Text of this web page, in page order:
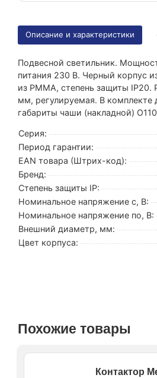
Описание и характеристики
Подвесной светильник.
питания 230 В. Черный корпус
из PMMA, степень защиты
мм, регулируемая. В
габариты чаши (накладной)
Серия:
Период гарантии:
EAN товара (Штрих-код):
Бренд:
Степень защиты IP:
Номинальное напряжение с, В:
Номинальное напряжение по, В:
Внешний диаметр, мм:
Цвет корпуса:
Похожие товары
Контактор